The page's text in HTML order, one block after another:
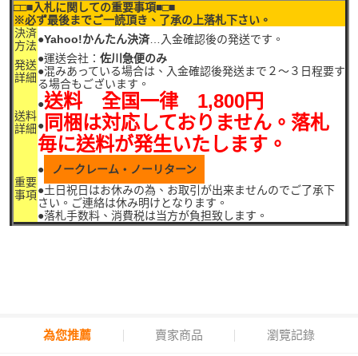
□□■入札に関しての重要事項■□■
※必ず最後までご一読頂き、了承の上落札下さい。
決済
方法●Yahoo!かんたん決済…入金確認後の発送です。
発送
詳細
●運送会社： 佐川急便のみ
●混みあっている場合は、入金確認後発送まで２～３日程要す
る場合もございます。
送料
詳細
●送料 全国一律 1,800円
●同梱は対応しておりません。落札
毎に送料が発生いたします。
重要
事項
●
ノークレーム・ノーリターン
●土日祝日はお休みの為、お取引が出来ませんのでご了承下
さい。ご連絡は休み明けとなります。
●落札手数料、消費税は当方が負担致します。
為您推薦 賣家商品 瀏覽記錄